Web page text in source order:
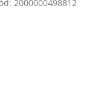
2000000498812